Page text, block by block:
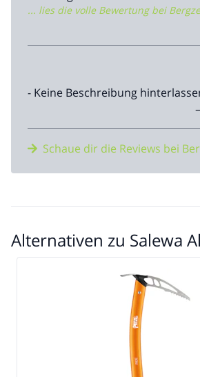
verglicht auch nicht ganz günstig. Die
hat viel "Biss". Für Skitouren
Hochtouren m.E. sehr gut
... lies die volle Bewertung bei
- Keine Beschreibung
Schaue dir die Reviews bei
Alternativen zu Salewa